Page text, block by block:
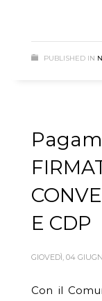
PUBLISHED IN
E CDP
GIOVEDÌ, 04
Con il